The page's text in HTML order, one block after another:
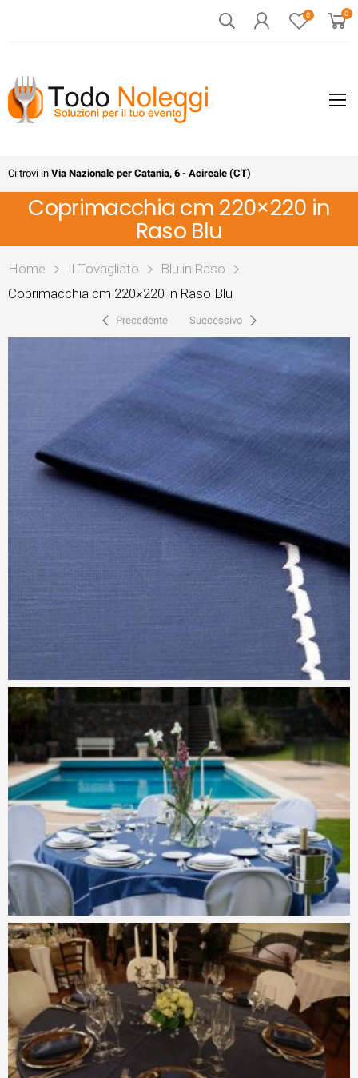
0 0
Ci trovi in Via Nazionale per Catania, 6 - Acireale (CT)
Coprimacchia cm 220×220 in
Raso Blu
Home Il Tovagliato
Blu in Raso
Coprimacchia cm 220×220 in Raso Blu
Precedente Successivo